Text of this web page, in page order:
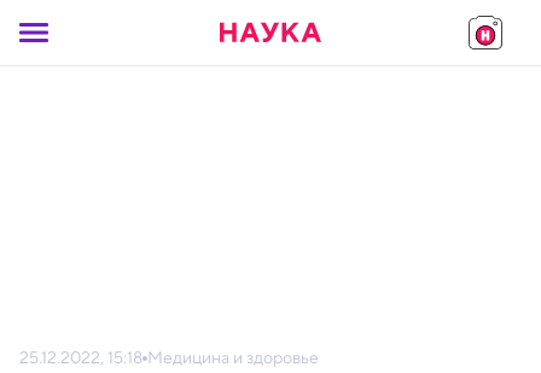
25.12.2022, 15:18 Медицина и здоровье